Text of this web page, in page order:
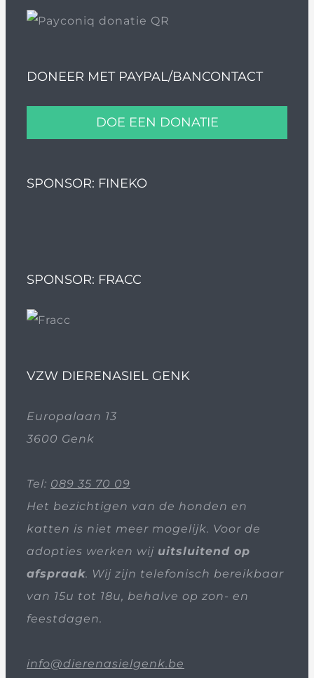
DONEER MET PAYPAL/BANCONTACT
DOE EEN DONATIE
SPONSOR: FINEKO
SPONSOR: FRACC
VZW DIERENASIEL GENK
Europalaan 13
3600 Genk
Tel: 089 35 70 09
Het bezichtigen van de honden en
katten is niet meer mogelijk. Voor de
adopties werken wij uitsluitend op
afspraak. Wij zijn telefonisch bereikbaar
van 15u tot 18u, behalve op zon- en
feestdagen.
info@dierenasielgenk.be